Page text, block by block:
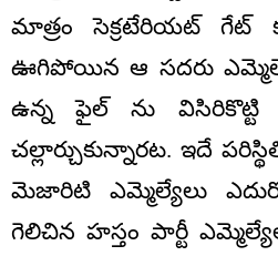
మాత్రం సెక్రటేరియట్
ఊగిపోయిన ఆ స‌ద‌రు
ఉన్న ఫైల్ ను విసిరికొట్టి
చ‌ల్లార్చుకున్నార‌ట‌. ఇదే
మెజారిటి ఎమ్మెల్యేలు
గెలిచిన హ‌స్తం పార్టీ